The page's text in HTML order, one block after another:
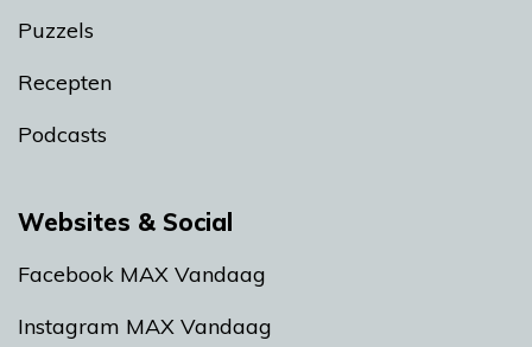
Puzzels
Recepten
Podcasts
Websites & Social
Facebook MAX Vandaag
Instagram MAX Vandaag